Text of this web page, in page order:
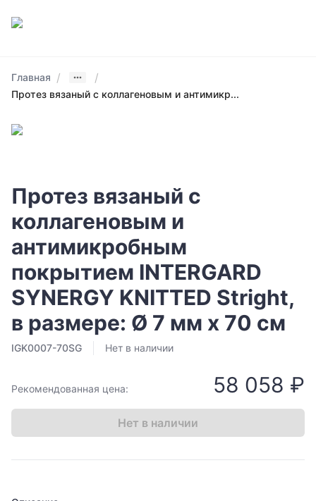
Главная / /
Протез вязаный с коллагеновым и антимикр...
Протез вязаный с
коллагеновым и
антимикробным
покрытием INTERGARD
SYNERGY KNITTED Stright,
в размере: Ø 7 мм х 70 см
IGK0007-70SG Нет в наличии
Рекомендованная цена: 58 058 ₽
Нет в наличии